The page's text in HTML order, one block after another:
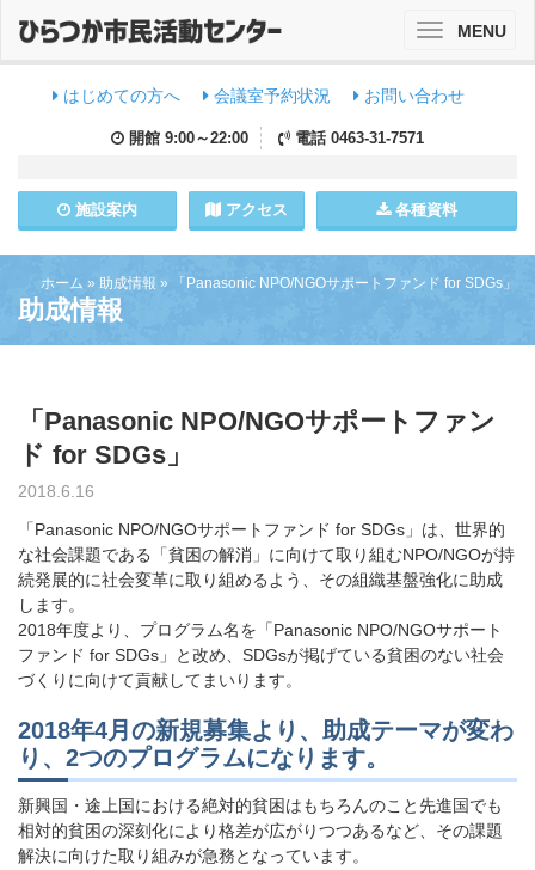
はじめての方へ 会議室予約状況 お問い合わせ
開館 9:00～22:00 電話 0463-31-7571
施設案内 アクセス 各種資料
ToggleMENU
ホーム » 助成情報 » 「Panasonic NPO/NGOサポートファンド for SDGs」
助成情報
「Panasonic NPO/NGOサポートファン
ド for SDGs」
2018.6.16
「Panasonic NPO/NGOサポートファンド for SDGs」は、世界的
な社会課題である「貧困の解消」に向けて取り組むNPO/NGOが持
続発展的に社会変革に取り組めるよう、その組織基盤強化に助成
します。
2018年度より、プログラム名を「Panasonic NPO/NGOサポート
ファンド for SDGs」と改め、SDGsが掲げている貧困のない社会
づくりに向けて貢献してまいります。
2018年4月の新規募集より、助成テーマが変わ
り、2つのプログラムになります。
新興国・途上国における絶対的貧困はもちろんのこと先進国でも
相対的貧困の深刻化により格差が広がりつつあるなど、その課題
解決に向けた取り組みが急務となっています。